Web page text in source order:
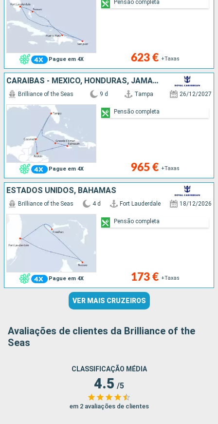
Pague em 4X 623 € +Taxas
Pensão completa
CARAIBAS - MEXICO, HONDURAS, JAMAICA, CAIMÃO (ILHAS), ESTADOS UNIDOS
Pague em 4X
Brilliance of the Seas 9 d Tampa 26/12/2027
965 € +Taxas
Pensão completa
ESTADOS UNIDOS, BAHAMAS
Pague em 4X
Brilliance of the Seas 4 d Fort Lauderdale 18/12/2026
173 € +Taxas
Pensão completa
VER MAIS CRUZEIROS
Avaliações de clientes da Brilliance of the
Seas
CLASSIFICAÇÃO MÉDIA
4.5 /5
em 2 avaliações de clientes